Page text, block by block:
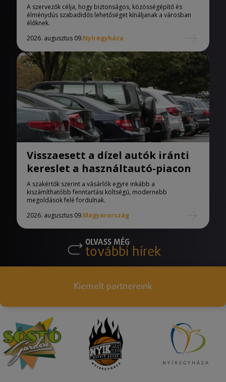
A szervezők célja, hogy biztonságos, közösségépítő és
élménydús szabadidős lehetőséget kínáljanak a városban
élőknek.
2026. augusztus 09.Nyíregyháza
Visszaesett a dízel autók iránti
kereslet a használtautó-piacon
A szakértők szerint a vásárlók egyre inkább a
kiszámíthatóbb fenntartási költségű, modernebb
megoldások felé fordulnak.
2026. augusztus 09.Magyarország
OLVASS MÉG
további hírek
Kiemelt partnereink